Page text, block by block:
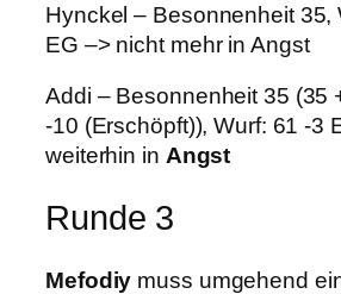
Hynckel – Besonnenheit 35,
EG –> nicht mehr in Angst
Addi – Besonnenheit 35 (35
-10 (Erschöpft)), Wurf: 61 -3
weiterhin in Angst
Runde 3
Mefodiy muss umgehend